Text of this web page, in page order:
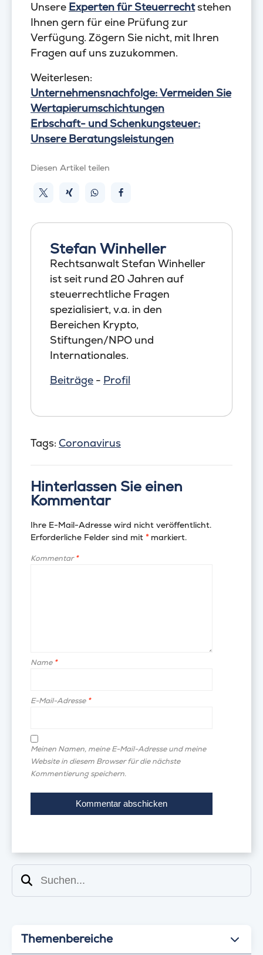
Unsere Experten für Steuerrechtstehen
Ihnen gern für eine Prüfung zur
Verfügung. Zögern Sie nicht, mit Ihren
Fragen auf uns zuzukommen.
Weiterlesen:
Unternehmensnachfolge: Vermeiden Sie
Wertapierumschichtungen
Erbschaft- und Schenkungsteuer:
Unsere Beratungsleistungen
Diesen Artikel teilen
Stefan Winheller
Rechtsanwalt Stefan Winheller
ist seit rund 20 Jahren auf
steuerrechtliche Fragen
spezialisiert, v.a. in den
Bereichen Krypto,
Stiftungen/NPO und
Internationales.
Beiträge - Profil
Tags: Coronavirus
Hinterlassen Sie einen
Kommentar
Ihre E-Mail-Adresse wird nicht veröffentlicht.
Erforderliche Felder sind mit *markiert.
Kommentar*
Name *
E-Mail-Adresse *
Meinen Namen, meine E-Mail-Adresse und meine
Website in diesem Browser für die nächste
Kommentierung speichern.
Suchen
Themenbereiche